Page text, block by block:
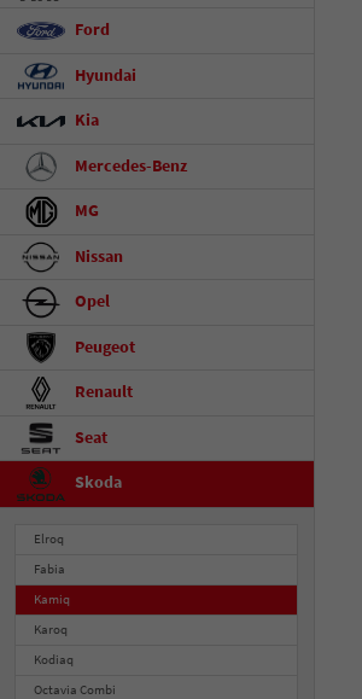
Ford
Hyundai
Kia
Mercedes-Benz
MG
Nissan
Opel
Peugeot
Renault
Seat
Skoda
Elroq
Fabia
Kamiq
Karoq
Kodiaq
Octavia Combi